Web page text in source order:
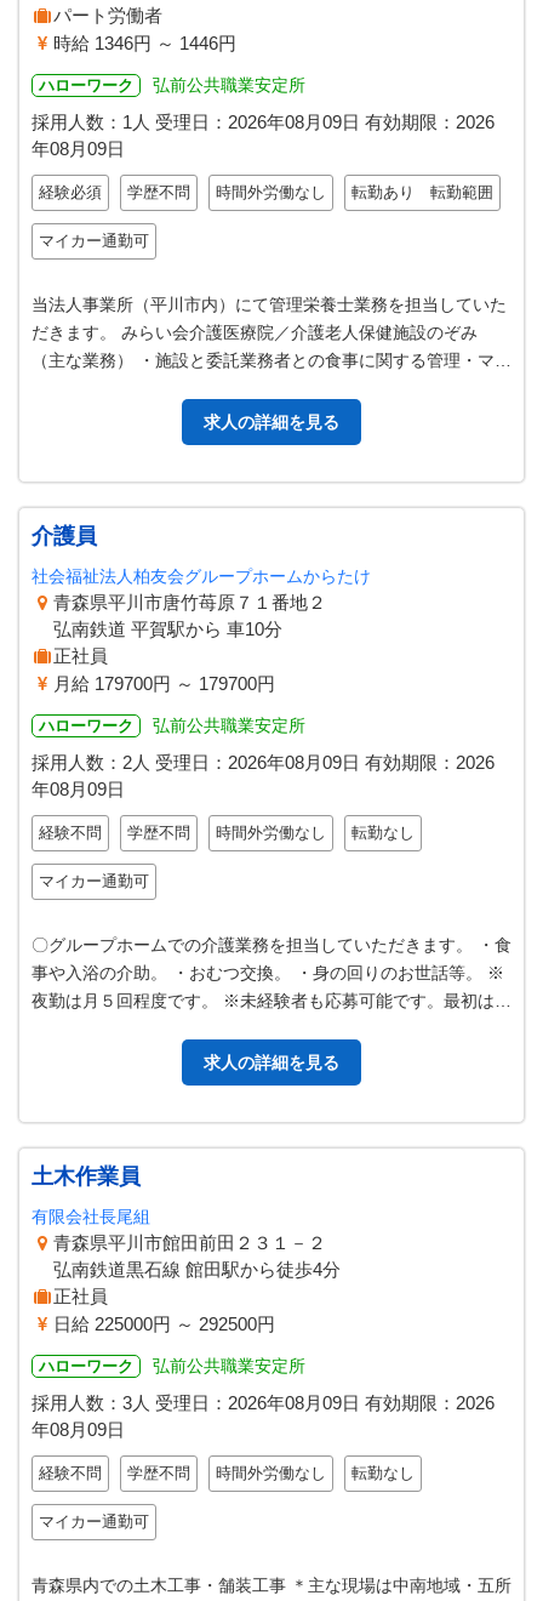
パート労働者
時給 1346円 ～ 1446円
ハローワーク 弘前公共職業安定所
採用人数：1人 受理日： 2026年08月09日 有効期限： 2026
年08月09日
経験必須 学歴不問 時間外労働なし 転勤あり 転勤範囲
マイカー通勤可
当法人事業所（平川市内）にて管理栄養士業務を担当していた
だきます。 みらい会介護医療院／介護老人保健施設のぞみ
（主な業務） ・施設と委託業務者との食事に関する管理・マネ
求人の詳細を見る
介護員
社会福祉法人柏友会グループホームからたけ
青森県平川市唐竹苺原７１番地２
弘南鉄道 平賀駅から 車10分
正社員
月給 179700円 ～ 179700円
ハローワーク 弘前公共職業安定所
採用人数：2人 受理日： 2026年08月09日 有効期限： 2026
年08月09日
経験不問 学歴不問 時間外労働なし 転勤なし
マイカー通勤可
〇グループホームでの介護業務を担当していただきます。 ・食
事や入浴の介助。 ・おむつ交換。 ・身の回りのお世話等。 ※
夜勤は月５回程度です。 ※未経験者も応募可能です。最初は早
求人の詳細を見る
土木作業員
有限会社長尾組
青森県平川市館田前田２３１－２
弘南鉄道黒石線 館田駅から徒歩4分
正社員
日給 225000円 ～ 292500円
ハローワーク 弘前公共職業安定所
採用人数：3人 受理日： 2026年08月09日 有効期限： 2026
年08月09日
経験不問 学歴不問 時間外労働なし 転勤なし
マイカー通勤可
青森県内での土木工事・舗装工事 ＊主な現場は中南地域・五所